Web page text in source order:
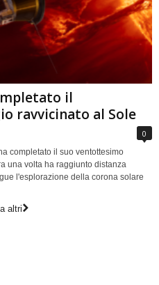
il
ravvicinato al Sole
0
completato il suo ventottesimo
una volta ha raggiunto distanza
l'esplorazione della corona solare
altri